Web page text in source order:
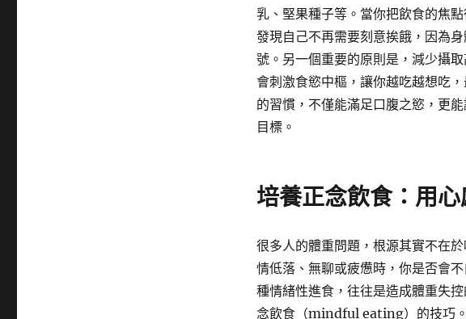
乳、堅果種子等。當你把飲食的焦
發現自己不再需要刻意挨餓，因為
號。另一個重要的原則是，減少攝
會刺激食慾中樞，讓你越吃越想吃
的習慣，不僅能滿足口腹之慾，更
目標。
培養正念飲食：用
很多人的體重問題，根源其實不在
情低落、無聊或疲憊時，你是否會
種情緒性進食，往往是造成體重失
念飲食（mindful eating）的技巧